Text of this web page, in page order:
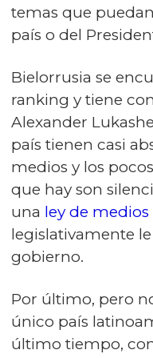
temas que
país o del
Bielorrusia se
ranking y tiene
Alexander
país tienen casi
medios y los
que hay son
una ley de medios
legislativamente
gobierno.
Por último, pero
único país
último tiempo,